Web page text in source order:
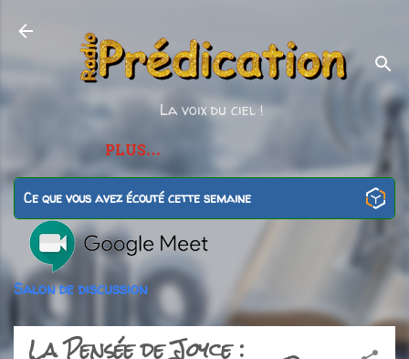
La voix du ciel !
PLUS…
Ce que vous avez écouté cette semaine
Salon de discussion
La Pensée de Joyce :